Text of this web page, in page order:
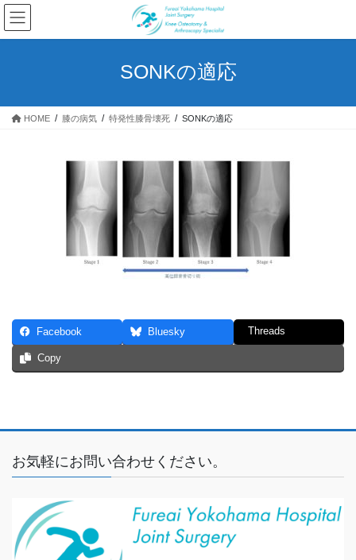
コ
ン
テ
ス
ナ
ビ
ゲ
ン
SONKの適応
HOME 膝の病気 ​特発性膝骨壊死 SONKの適応
Facebook Bluesky Threads
Copy
お気軽にお問い合わせください。